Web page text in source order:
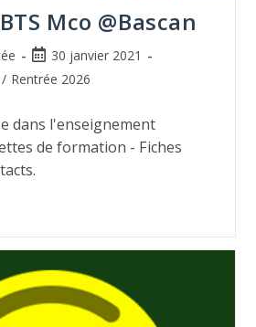
Mco @Bascan
30 janvier 2021
/ Rentrée 2026
dans l'enseignement
de formation - Fiches